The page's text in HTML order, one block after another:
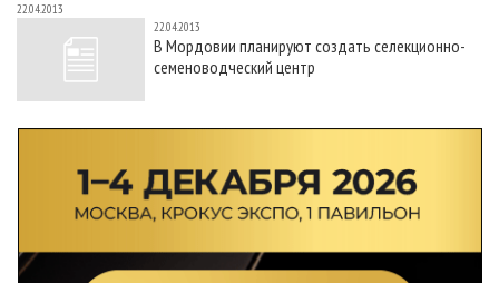
22.04.2013
22.04.2013
В Мордовии планируют создать селекционно-
семеноводческий центр